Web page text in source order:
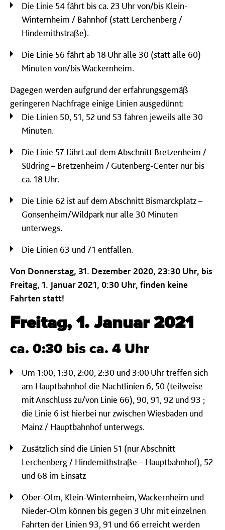
Die Linie 54 fährt bis ca. 23 Uhr von/bis Klein-
Winternheim / Bahnhof (statt Lerchenberg /
Hindemithstraße).
Die Linie 56 fährt ab 18 Uhr alle 30 (statt alle 60)
Minuten von/bis Wackernheim.
Dagegen werden aufgrund der erfahrungsgemäß
geringeren Nachfrage einige Linien ausgedünnt:
Die Linien 50, 51, 52 und 53 fahren jeweils alle 30
Minuten.
Die Linie 57 fährt auf dem Abschnitt Bretzenheim /
Südring – Bretzenheim / Gutenberg-Center nur bis
ca. 18 Uhr.
Die Linie 62 ist auf dem Abschnitt Bismarckplatz –
Gonsenheim/Wildpark nur alle 30 Minuten
unterwegs.
Die Linien 63 und 71 entfallen.
Von Donnerstag, 31. Dezember 2020, 23:30 Uhr, bis
Freitag, 1. Januar 2021, 0:30 Uhr, finden keine
Fahrten statt!
Freitag, 1. Januar 2021
ca. 0:30 bis ca. 4 Uhr
Um 1:00, 1:30, 2:00, 2:30 und 3:00 Uhr treffen sich
am Hauptbahnhof die Nachtlinien 6, 50 (teilweise
mit Anschluss zu/von Linie 66), 90, 91, 92 und 93 ;
die Linie 6 ist hierbei nur zwischen Wiesbaden und
Mainz / Hauptbahnhof unterwegs.
Zusätzlich sind die Linien 51 (nur Abschnitt
Lerchenberg / Hindemithstraße – Hauptbahnhof), 52
und 68 im Einsatz
Ober-Olm, Klein-Winternheim, Wackernheim und
Nieder-Olm können bis gegen 3 Uhr mit einzelnen
Fahrten der Linien 93, 91 und 66 erreicht werden